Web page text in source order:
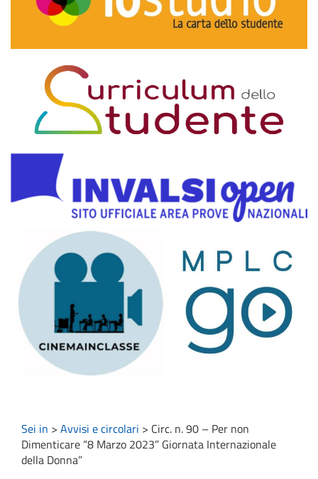
Sei in > Avvisi e circolari > Circ. n. 90 – Per non
Dimenticare “8 Marzo 2023” Giornata Internazionale
della Donna”